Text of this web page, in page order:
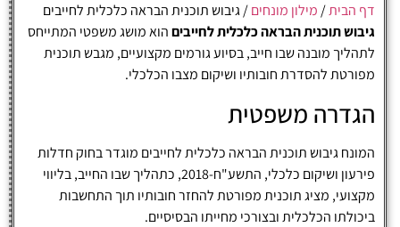
דף הבית/ מילון מונחים/גיבוש תוכנית הבראה כלכלית לחייבים
גיבוש תוכנית הבראה כלכלית לחייביםהוא מושג משפטי המתייחס
לתהליך מובנה שבו חייב, בסיוע גורמים מקצועיים, מגבש תוכנית
מפורטת להסדרת חובותיו ושיקום מצבו הכלכלי.
הגדרה משפטית
המונח גיבוש תוכנית הבראה כלכלית לחייבים מוגדר בחוק חדלות
פירעון ושיקום כלכלי, התשע"ח-2018, כתהליך שבו החייב, בליווי
מקצועי, מציג תוכנית מפורטת להחזר חובותיו תוך התחשבות
ביכולתו הכלכלית ובצורכי מחייתו הבסיסיים.